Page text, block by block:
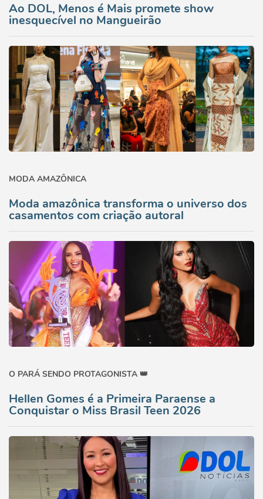
Ao DOL, Menos é Mais promete show
inesquecível no Mangueirão
MODA AMAZÔNICA
Moda amazônica transforma o universo dos
casamentos com criação autoral
O PARÁ SENDO PROTAGONISTA 👑
Hellen Gomes é a Primeira Paraense a
Conquistar o Miss Brasil Teen 2026